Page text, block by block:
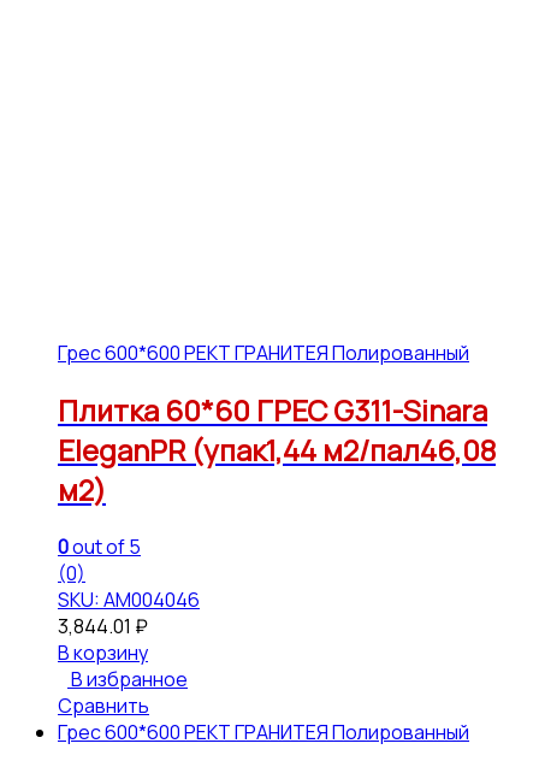
Грес 600*600 РЕКТ ГРАНИТЕЯ Полированный
Плитка 60*60 ГРЕС G311-Sinara
EleganPR (упак1,44 м2/пал46,08
м2)
0out of 5
(0)
SKU: АМ004046
3,844.01 ₽
В корзину
В избранное
Сравнить
Грес 600*600 РЕКТ ГРАНИТЕЯ Полированный